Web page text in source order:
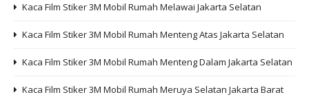
Kaca Film Stiker 3M Mobil Rumah Melawai Jakarta Selatan
Kaca Film Stiker 3M Mobil Rumah Menteng Atas Jakarta Selatan
Kaca Film Stiker 3M Mobil Rumah Menteng Dalam Jakarta Selatan
Kaca Film Stiker 3M Mobil Rumah Meruya Selatan Jakarta Barat